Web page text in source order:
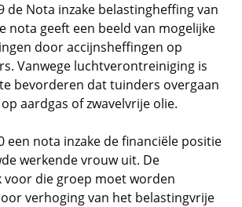
de Nota inzake belastingheffing van
nota geeft een beeld van mogelijke
door accijnsheffingen op
Vanwege luchtverontreiniging is
bevorderen dat tuinders overgaan
aardgas of zwavelvrije olie.
een nota inzake de financiële positie
werkende vrouw uit. De
voor die groep moet worden
verhoging van het belastingvrije